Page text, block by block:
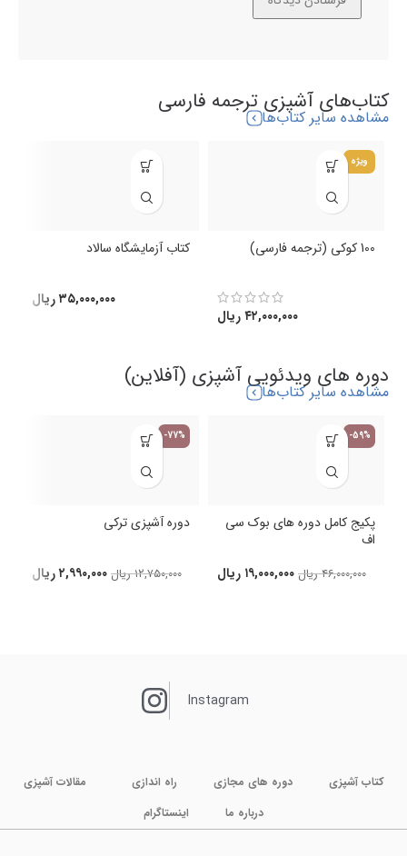
کتاب‌های آشپزی ترجمه فارسی
مشاهده سایر کتاب‌ها
ویژه
100 کوکی (ترجمه فارسی)
۴۲,۰۰۰,۰۰۰ریال
کتاب آزمایشگاه سالاد
۳۵,۰۰۰,۰۰۰ریال
دوره های ویدئویی آشپزی (آفلاین)
مشاهده سایر کتاب‌ها
-59%
پکیج کامل دوره های بوک سی
اف
۴۶,۰۰۰,۰۰۰ ریال ۱۹,۰۰۰,۰۰۰ ریال
-77%
دوره آشپزی ترکی
۱۲,۷۵۰,۰۰۰ ریال ۲,۹۹۰,۰۰۰ریال
Instagram
کتاب آشپزی دوره های مجازی راه اندازی
مقالات آشپزی
درباره ما
اینستاگرام